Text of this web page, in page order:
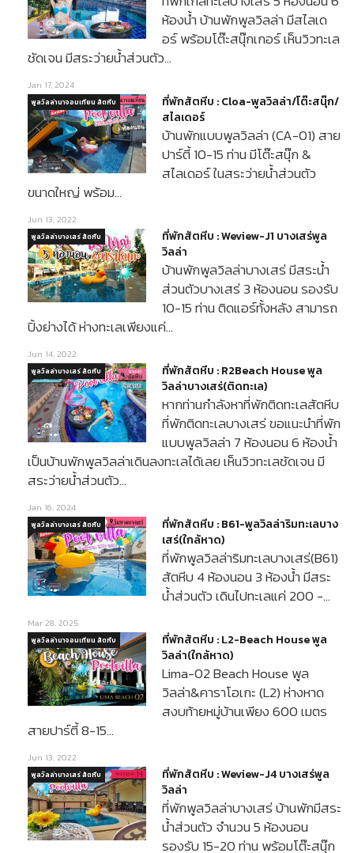
ห้องน้ำ บ้านพักพูลวิลล่า มีสไลเด
อร์ พร้อมโต๊ะสนุ๊กเกอร์ เห็นวิวทะเล
ชัดเจน มีสระว่ายน้ำส่วนตัว…
Jan 17, 2024
ที่พักสัตหีบ : Cloa-พูลวิลล่า/โต๊ะสนุ๊ก/
สไลเดอร์
บ้านพักแบบพูลวิลล่า (CA-01) สาย
ปาร์ตี้ 10-15 ท่าน มีโต๊ะสนุ๊ก &
สไลเดอร์ ในสระว่ายน้ำส่วนตัว
ขนาดใหญ่ พร้อม…
พูลวิลล่านาจอมเทียน สัตหีบ
Jun 13, 2022
ที่พักสัตหีบ : Weview-J1 บางเสร่พูล
วิลล่า
บ้านพักพูลวิลล่าบางเสร่ มีสระน้ำ
ส่วนตัวบางเสร่ 3 ห้องนอน รองรับ
10-15 ท่าน ติดแอร์ทั้งหลัง สามารถ
ปิ้งย่างได้ ห่างทะเลเพียงแค่…
พูลวิลล่าบางเสร่ สัตหีบ
Jun 14, 2022
ที่พักสัตหีบ : R2Beach House พูล
วิลล่าบางเสร่(ติดทะเล)
หากท่านกำลังหาที่พักติดทะเลสัตหีบ
ที่พักติดทะเลบางเสร่ ขอแนะนำที่พัก
แบบพูลวิลล่า 7 ห้องนอน 6 ห้องน้ำ
เป็นบ้านพักพูลวิลล่าเดินลงทะเลได้เลย เห็นวิวทะเลชัดเจน มี
สระว่ายน้ำส่วนตัว…
พูลวิลล่าบางเสร่ สัตหีบ
Jan 16, 2024
ที่พักสัตหีบ : B61-พูลวิลล่าริมทะเลบาง
เสร่(ใกล้หาด)
ที่พักพูลวิลล่าริมทะเลบางเสร่(B61)
สัตหีบ 4 ห้องนอน 3 ห้องน้ำ มีสระ
น้ำส่วนตัว เดินไปทะเลแค่ 200 -…
พูลวิลล่าบางเสร่ สัตหีบ
Mar 28, 2025
ที่พักสัตหีบ : L2-Beach House พูล
วิลล่า(ใกล้หาด)
Lima-02 Beach House พูล
วิลล่า&คาราโอเกะ (L2) ห่างหาด
สงบท้ายหมู่บ้านเพียง 600 เมตร
สายปาร์ตี้ 8-15…
พูลวิลล่านาจอมเทียน สัตหีบ
Jun 13, 2022
ที่พักสัตหีบ : Weview-J4 บางเสร่พูล
วิลล่า
ที่พักพูลวิลล่าบางเสร่ บ้านพักมีสระ
น้ำส่วนตัว จำนวน 5 ห้องนอน
รองรับ 15-20 ท่าน พร้อมโต๊ะสนุ๊ก
พูลวิลล่าบางเสร่ สัตหีบ